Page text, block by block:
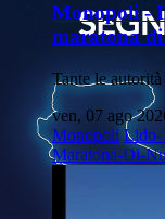
Monopoli -
maratona
Tante le
ven, 07 ago
Monopoli Lido-
Maratona-Di-